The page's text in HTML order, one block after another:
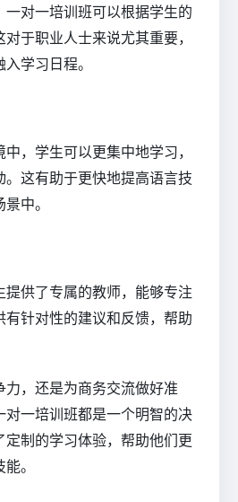
一对一培训班可以根据学生的
于职业人士来说尤其重要，
学习日程。
，学生可以更集中地学习，
。这有助于更快地提高语言技
中。
提供了专属的教师，能够专注
有针对性的建议和反馈，帮助
，还是为商务交流做好准
对一培训班都是一个明智的决
定制的学习体验，帮助他们更
。